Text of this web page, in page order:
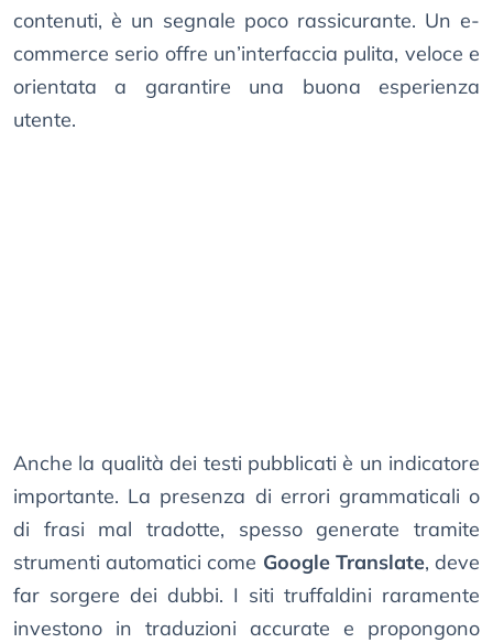
contenuti, è un segnale poco rassicurante. Un e-
commerce serio offre un’interfaccia pulita, veloce e
orientata a garantire una buona esperienza
utente.
Anche la qualità dei testi pubblicati è un indicatore
importante. La presenza di errori grammaticali o
di frasi mal tradotte, spesso generate tramite
strumenti automatici come Google Translate, deve
far sorgere dei dubbi. I siti truffaldini raramente
investono in traduzioni accurate e propongono